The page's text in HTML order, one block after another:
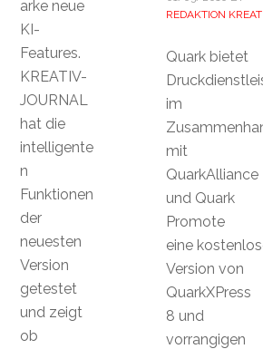
REDAKTION
Quark bietet
im
mit
QuarkAlliance
und Quark
Promote
eine
Version von
QuarkXPress
8 und
vorrangigen
arke neue
KI-
Features.
KREATIV-
JOURNAL
hat die
intelligente
n
Funktionen
der
neuesten
Version
getestet
und zeigt
ob